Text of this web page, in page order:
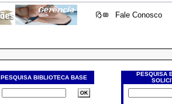
Fale Conosco
PESQUISA BIBLIOTECA BASE
PESQUISA